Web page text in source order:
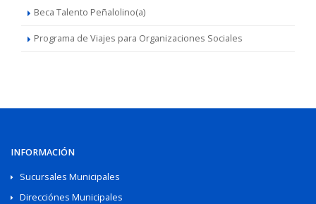
Beca Talento Peñalolino(a)
Programa de Viajes para Organizaciones Sociales
INFORMACIÓN
Sucursales Municipales
Direcciónes Municipales